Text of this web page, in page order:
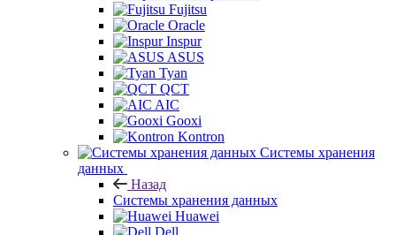
Fujitsu
Oracle
Inspur
ASUS
Tyan
QCT
AIC
Gooxi
Kontron
Системы хранения
данных
Назад
Системы хранения данных
Huawei
Dell